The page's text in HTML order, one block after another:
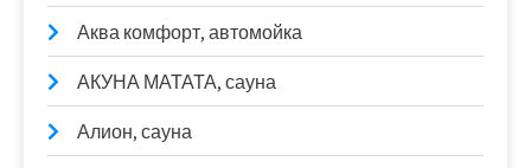
Аква комфорт, автомойка
АКУНА МАТАТА, сауна
Алион, сауна